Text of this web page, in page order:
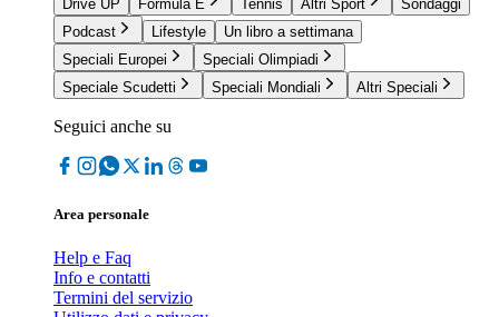
Drive UP
Formula E Tennis Altri Sport
Sondaggi
Podcast
Lifestyle
Un libro a settimana
Speciali Europei
Speciali Olimpiadi
Speciale Scudetti
Speciali Mondiali Altri Speciali
Seguici anche su
Area personale
Help e Faq
Info e contatti
Termini del servizio